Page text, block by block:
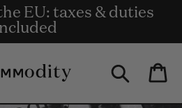
vid beställningar på
135 euro.
EU: taxes & duties
for shopping with
Bag